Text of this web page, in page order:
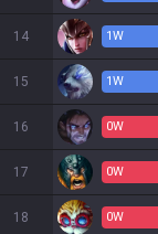
14 1W
15 1W
16 0W
17 0W
18 0W